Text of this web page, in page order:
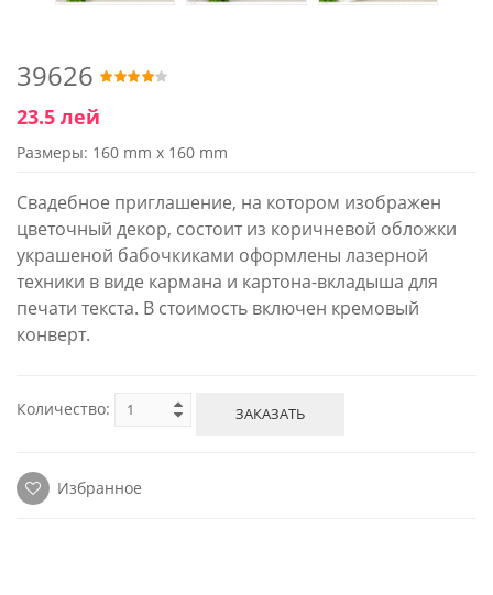
39626
23.5 лей
Размеры: 160 mm x 160 mm
Свадебное приглашение, на котором изображен
цветочный декор, состоит из коричневой обложки
украшеной бабочкиками оформлены лазерной
техники в виде кармана и картона-вкладыша для
печати текста. В стоимость включен кремовый
конверт.
Количество: ЗАКАЗАТЬ
Избранное